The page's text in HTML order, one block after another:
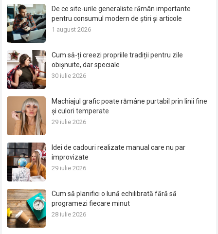
De ce site-urile generaliste rămân importante
pentru consumul modern de știri și articole
1 august 2026
Cum să-ți creezi propriile tradiții pentru zile
obișnuite, dar speciale
30 iulie 2026
Machiajul grafic poate rămâne purtabil prin linii fine
și culori temperate
29 iulie 2026
Idei de cadouri realizate manual care nu par
improvizate
29 iulie 2026
Cum să planifici o lună echilibrată fără să
programezi fiecare minut
28 iulie 2026